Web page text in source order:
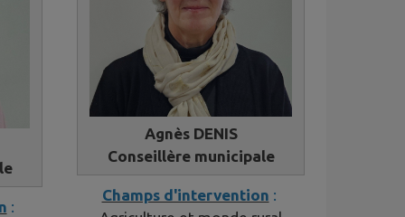
:
Agnès DENIS
Conseillère municipale
Champs d'intervention :